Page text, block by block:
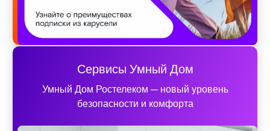
Сервисы Умный Дом
Умный Дом Ростелеком — новый уровень
безопасности и комфорта